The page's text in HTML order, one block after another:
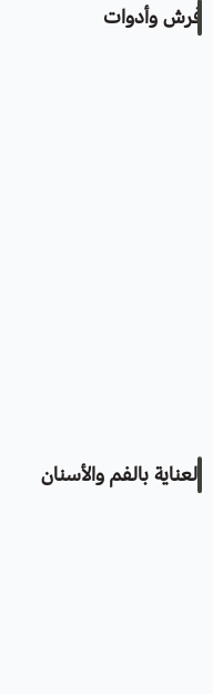
فرش وأدوات
العناية بالفم والأسنان